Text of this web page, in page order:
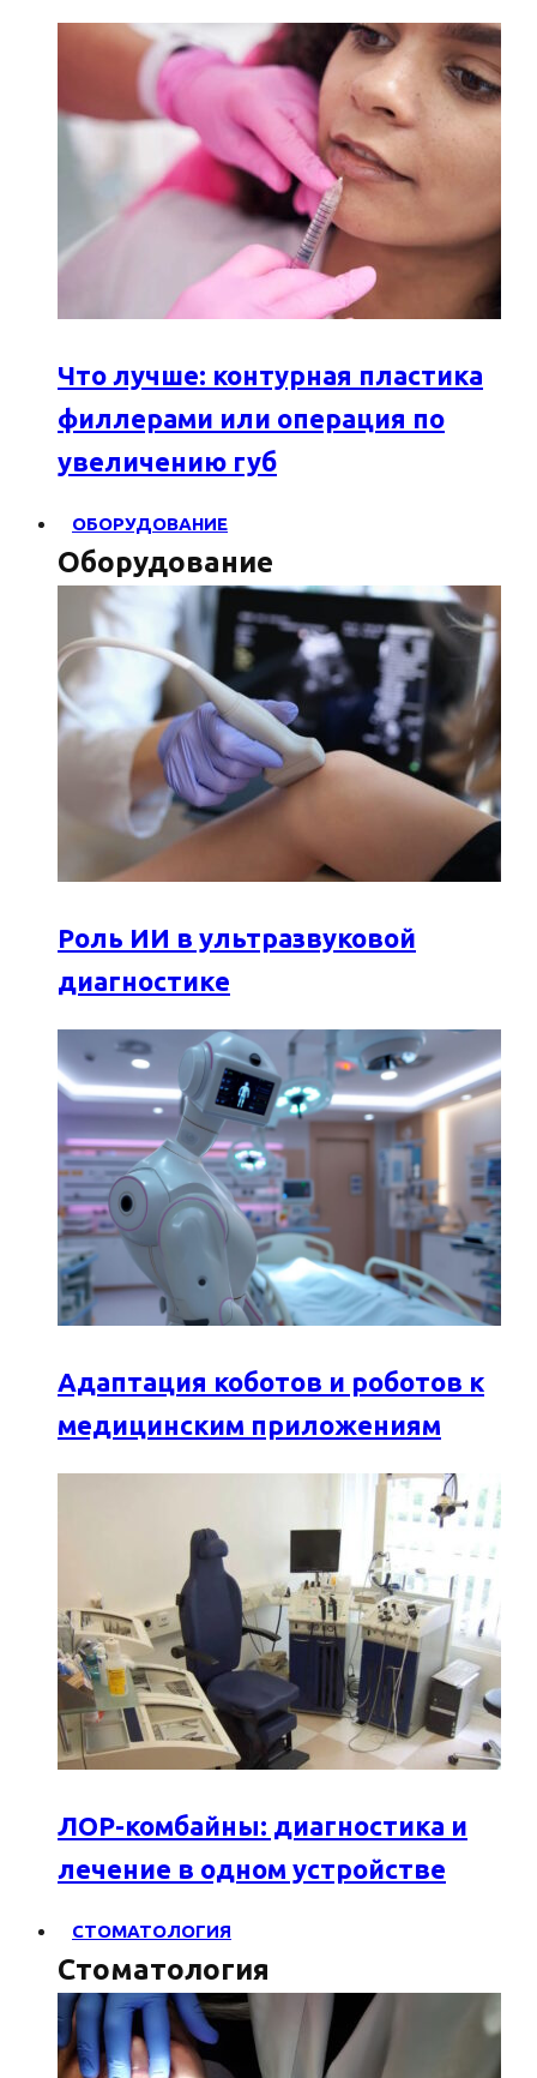
Что лучше: контурная пластика
филлерами или операция по
увеличению губ
ОБОРУДОВАНИЕ
Оборудование
Роль ИИ в ультразвуковой
диагностике
Адаптация коботов и роботов к
медицинским приложениям
ЛОР-комбайны: диагностика и
лечение в одном устройстве
СТОМАТОЛОГИЯ
Стоматология